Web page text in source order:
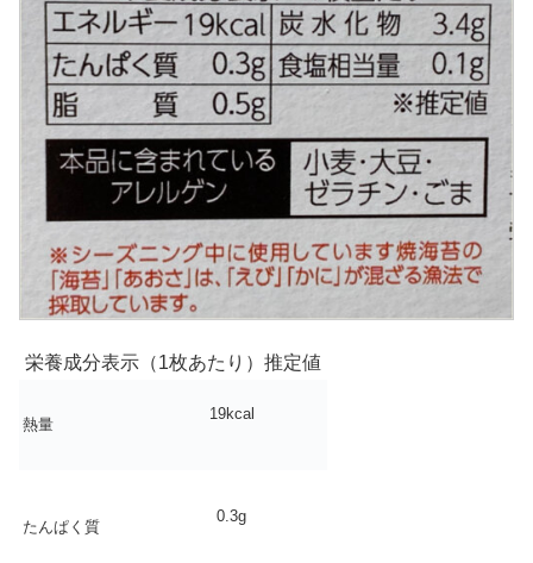
栄養成分表示（1枚あたり）推定値
熱量
19kcal
たんぱく質
0.3g